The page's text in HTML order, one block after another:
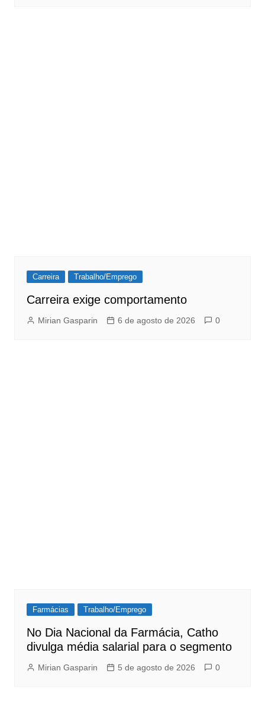
Carreira Trabalho/Emprego
Carreira exige comportamento
Mirian Gasparin 6 de agosto de 2026 0
Farmácias Trabalho/Emprego
No Dia Nacional da Farmácia, Catho
divulga média salarial para o segmento
Mirian Gasparin 5 de agosto de 2026 0